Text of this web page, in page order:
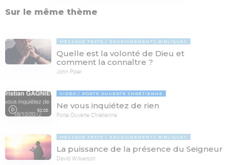
Sur le même thème
MESSAGE TEXTE ENSEIGNEMENTS BIBLIQUES
Quelle est la volonté de Dieu et
comment la connaître ?
John Piper
50:08
VIDÉO PORTE OUVERTE CHRÉTIENNE
Ne vous inquiétez de rien
Porte Ouverte Chrétienne
MESSAGE TEXTE ENSEIGNEMENTS BIBLIQUES
La puissance de la présence du Seigneur
David Wilkerson